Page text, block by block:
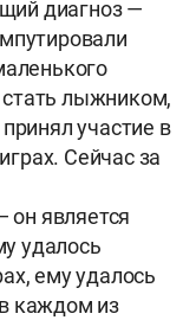
диагноз —
лыжником,
участие в
Сейчас за
является
удалось
ему удалось
каждом из